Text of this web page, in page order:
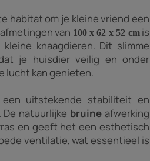
habitat om je kleine vriend een
van 100 x 62 x 52 cmis
knaagdieren. Dit slimme
je huisdier veilig en onder
lucht kan genieten.
uitstekende stabiliteit en
natuurlijke bruine afwerking
en geeft het een esthetisch
ventilatie, wat essentieel is